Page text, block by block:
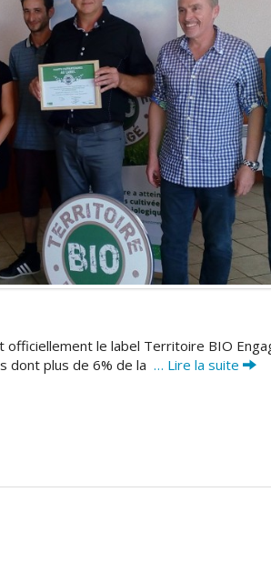
le label Territoire BIO
dont plus de 6% de la … Lire la suite